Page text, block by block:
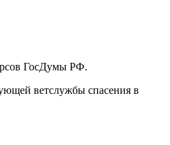
ГосДумы РФ.
ветслужбы спасения в